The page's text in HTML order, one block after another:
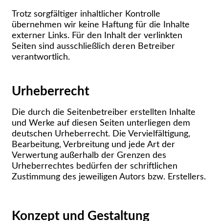
Trotz sorgfältiger inhaltlicher Kontrolle
übernehmen wir keine Haftung für die Inhalte
externer Links. Für den Inhalt der verlinkten
Seiten sind ausschließlich deren Betreiber
verantwortlich.
Urheberrecht
Die durch die Seitenbetreiber erstellten Inhalte
und Werke auf diesen Seiten unterliegen dem
deutschen Urheberrecht. Die Vervielfältigung,
Bearbeitung, Verbreitung und jede Art der
Verwertung außerhalb der Grenzen des
Urheberrechtes bedürfen der schriftlichen
Zustimmung des jeweiligen Autors bzw. Erstellers.
Konzept und Gestaltung